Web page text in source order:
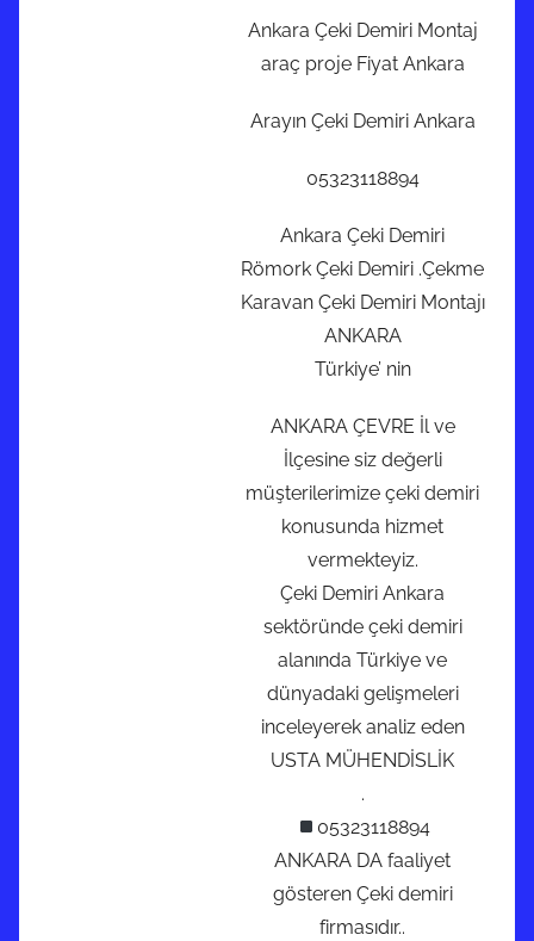
Ankara Çeki Demiri Montaj
araç proje Fiyat Ankara
Arayın Çeki Demiri Ankara
05323118894
Ankara Çeki Demiri
Römork Çeki Demiri .Çekme
Karavan Çeki Demiri Montajı
ANKARA
Türkiye’ nin
ANKARA ÇEVRE İl ve
İlçesine siz değerli
müşterilerimize çeki demiri
konusunda hizmet
vermekteyiz.
Çeki Demiri Ankara
sektöründe çeki demiri
alanında Türkiye ve
dünyadaki gelişmeleri
inceleyerek analiz eden
USTA MÜHENDİSLİK
.
05323118894
ANKARA DA faaliyet
gösteren Çeki demiri
firmasıdır..